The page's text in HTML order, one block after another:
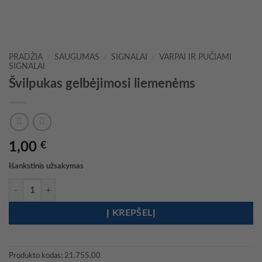
PRADŽIA SAUGUMAS SIGNALAI
VARPAI IR PUČIAMI
SIGNALAI
Švilpukas gelbėjimosi liemenėms
1,00 €
Išankstinis užsakymas
produkto kiekis: Švilpukas gelbėjimosi liemenėms
Į KREPŠELĮ
Produkto kodas: 21.755.00